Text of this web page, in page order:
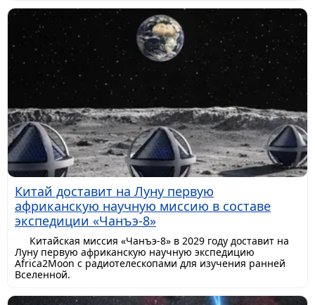
Китай доставит на Луну первую
африканскую научную миссию в составе
экспедиции «Чанъэ-8»
Китайская миссия «Чанъэ-8» в 2029 году доставит на
Луну первую африканскую научную экспедицию
Africa2Moon с радиотелескопами для изучения ранней
Вселенной.